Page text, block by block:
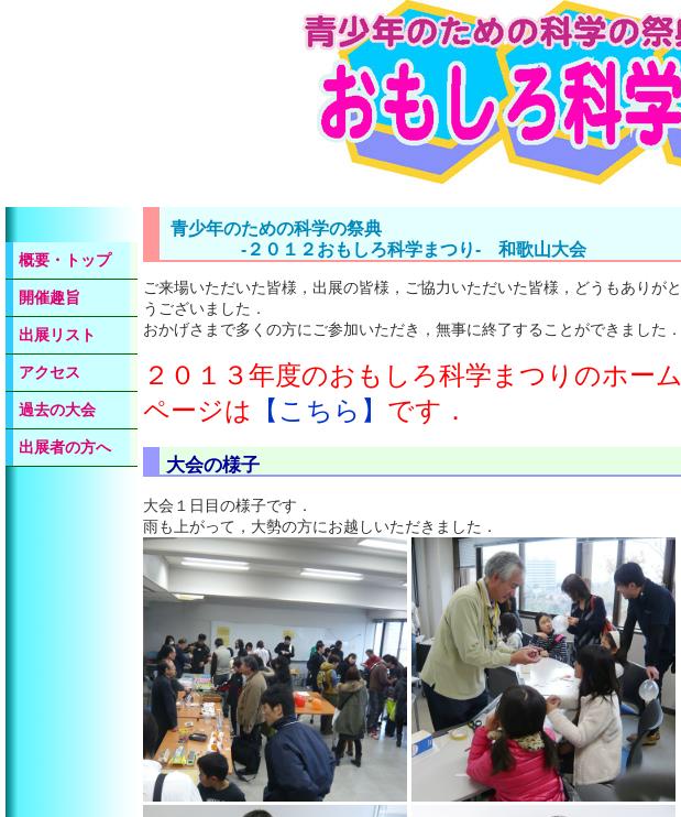
概要・トップ
開催趣旨
出展リスト
アクセス
過去の大会
出展者の方へ
青少年のための科学の祭典
-２０１２おもしろ科学まつり- 和歌山大会
ご来場いただいた皆様，出展の皆様，ご協力いただいた皆様，どうもありがと
うございました．
おかげさまで多くの方にご参加いただき，無事に終了することができました．
２０１３年度のおもしろ科学まつりのホーム
ページは
【こちら】 です．
大会の様子
大会１日目の様子です．
雨も上がって，大勢の方にお越しいただきました．